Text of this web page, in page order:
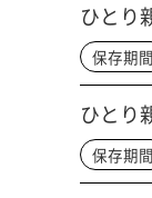
ひとり
保存期間
ひとり
保存期間